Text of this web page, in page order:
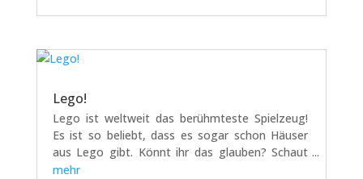
Lego!
Lego ist weltweit das berühmteste Spielzeug!
Es ist so beliebt, dass es sogar schon Häuser
aus Lego gibt. Könnt ihr das glauben? Schaut
mal auf dieser Seite nach: Youtube:
mehr